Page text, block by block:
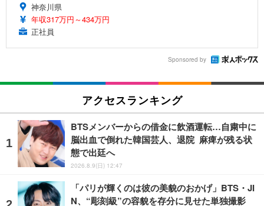
神奈川県
年収317万円～434万円
正社員
Sponsored by
アクセスランキング
BTSメンバーからの借金に飲酒運転…自粛中に
脳出血で倒れた韓国芸人、退院 麻痺が残る状
態で出廷へ
2026.8.9(日) 12:47
「パリが輝くのは彼の美貌のおかげ」BTS・JI
N、“彫刻級”の容貌を存分に見せた単独撮影